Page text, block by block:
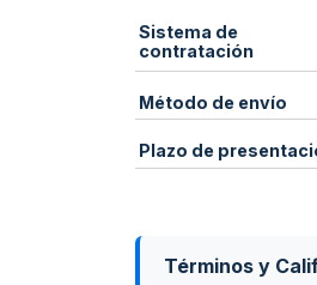
Sistema de
contratación
Método de envío
Plazo de
Términos y